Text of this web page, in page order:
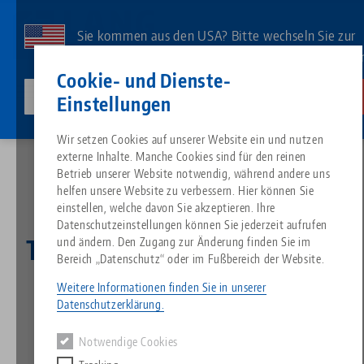
Cookie- und Dienste-
Einstellungen
Wir setzen Cookies auf unserer Website ein und nutzen
externe Inhalte. Manche Cookies sind für den reinen
Betrieb unserer Website notwendig, während andere uns
helfen unsere Website zu verbessern. Hier können Sie
einstellen, welche davon Sie akzeptieren. Ihre
Datenschutzeinstellungen können Sie jederzeit aufrufen
und ändern. Den Zugang zur Änderung finden Sie im
Bereich „Datenschutz“ oder im Fußbereich der Website.
Weitere Informationen finden Sie in unserer
Datenschutzerklärung.
Notwendige Cookies
Inhalt
Sie kommen aus den USA? Bitte wechseln Sie zur
US-Website, um landesspezifischen Inhalt zu
lang-technik-usa.com
Alles aus einer Hand
Nullpunktspanntechnik
Werkstückspanntechnik
Suche nach
Suche nach
Produktübersicht
Über LANG
Philosophie
Innovationen
Downloads
FAQ
Katalog anfordern
Blog
News
Messen
Passende Produkte
Es tut uns leid. Wir konnten keine Ergebnisse finden.
Zur Produktübersicht
Search
Downloads
Breadcrumb
RoboTrex Compact im
Technikzentrum der FANUC
Europazentrale
Zurück zur Übersicht